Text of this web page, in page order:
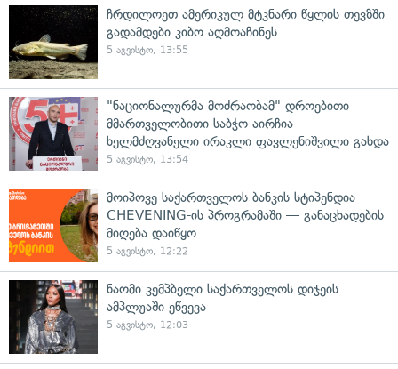
ჩრდილოეთ ამერიკულ მტკნარი წყლის თევზში
გადამდები კიბო აღმოაჩინეს
5 აგვისტო, 13:55
"ნაციონალურმა მოძრაობამ" დროებითი
მმართველობითი საბჭო აირჩია —
ხელმძღვანელი ირაკლი ფავლენიშვილი გახდა
5 აგვისტო, 13:54
მოიპოვე საქართველოს ბანკის სტიპენდია
CHEVENING-ის პროგრამაში — განაცხადების
მიღება დაიწყო
5 აგვისტო, 12:22
ნაომი კემპბელი საქართველოს დიჯეის
ამპლუაში ეწვევა
5 აგვისტო, 12:03